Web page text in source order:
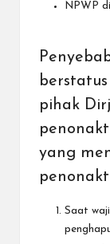
NPWP
pihak
yang
Saat